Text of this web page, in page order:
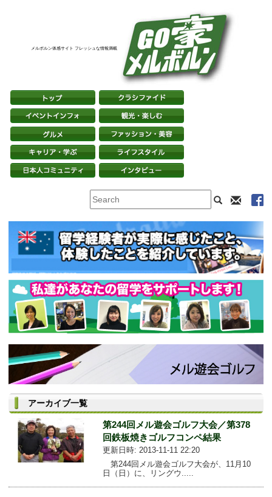
メルボルン体感サイト フレッシュな情報満載
アーカイブ一覧
第244回メル遊会ゴルフ大会／第378
回鉄板焼きゴルフコンペ結果
更新日時: 2013-11-11 22:20
第244回メル遊会ゴルフ大会が、11月10
日（日）に、リングウ.....